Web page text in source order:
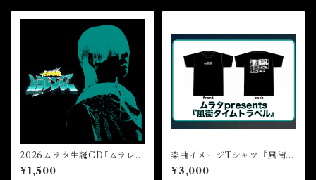
2026ムラタ生誕CD｢ムラレン
ジャー｣
¥1,500
楽曲イメージTシャツ『風街タ
イムトラベル』
¥3,000